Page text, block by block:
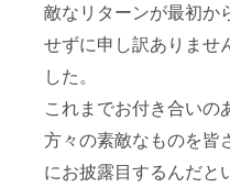
敵なリターンが最初か
せずに申し訳ありませ
した。
これまでお付き合いの
方々の素敵なものを皆
にお披露目するんだと